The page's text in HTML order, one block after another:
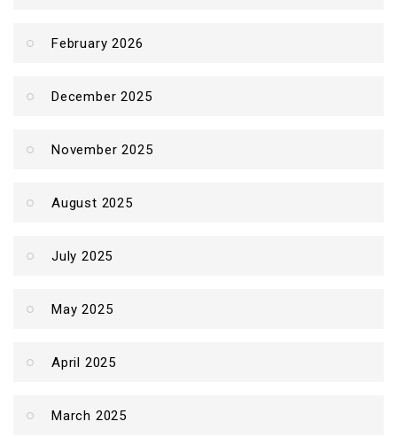
February 2026
December 2025
November 2025
August 2025
July 2025
May 2025
April 2025
March 2025